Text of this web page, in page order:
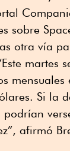
sobre
otra vía
martes
Si la
podrían
afirmó